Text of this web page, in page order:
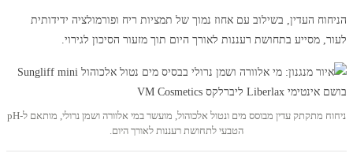
הניחוח העדין, בשילוב עם אחוז נמוך של תמציות ריח ופורמולציה ידידותית
לעור, מסייע בתחושת רעננות לאורך היום תוך מזעור הסיכון לגירוי.
ניחוח מתקתק עדין מבוסס מים ונטול אלכוהול, מועשר במי אלוורה ושמן נרולי, מותאם ל-pH
הטבעי לתחושת רעננות לאורך היום.